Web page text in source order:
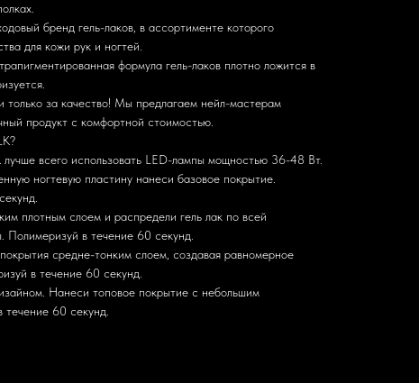
бренд гель-лаков, в ассортименте которого
для кожи рук и ногтей.
формула гель-лаков плотно ложится в
за качество! Мы предлагаем нейл-мастерам
продукт c комфортной стоимостью.
лучше всего использовать LED-лампы мощностью 36-48 Вт.
ногтевую пластину нанеси базовое покрытие.
плотным слоем и распредели гель лак по всей
Полимеризуй в течение 60 секунд.
средне-тонким слоем, создавая равномерное
в течение 60 секунд.
Нанеси топовое покрытие с небольшим
60 секунд.